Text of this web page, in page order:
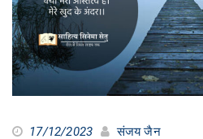
17/12/2023 संजय जैन